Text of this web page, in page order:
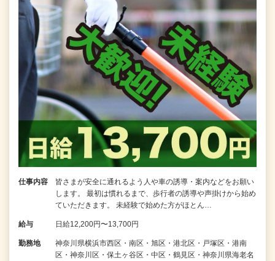
仕事内容
皆さまが安全に通れるよう人や車の誘導・案内などをお願い
します。 最初は慣れるまで、歩行者の誘導や声掛けから始め
ていただきます。 未経験で始めた方がほとん…
給与 日給12,200円〜13,700円
勤務地
神奈川県横浜市西区・南区・旭区・港北区・戸塚区・港南
区・神奈川区・保土ヶ谷区・中区・鶴見区・神奈川県海老名